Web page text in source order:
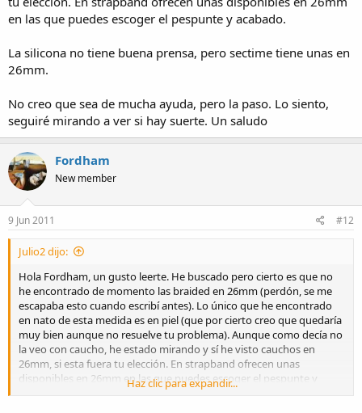
en las que puedes escoger el pespunte y acabado.
La silicona no tiene buena prensa, pero sectime tiene unas en
26mm.
No creo que sea de mucha ayuda, pero la paso. Lo siento,
seguiré mirando a ver si hay suerte. Un saludo
Fordham
New member
9 Jun 2011 #12
Julio2 dijo:
Hola Fordham, un gusto leerte. He buscado pero cierto es que no
he encontrado de momento las braided en 26mm (perdón, se me
escapaba esto cuando escribí antes). Lo único que he encontrado
en nato de esta medida es en piel (que por cierto creo que quedaría
muy bien aunque no resuelve tu problema). Aunque como decía no
la veo con caucho, he estado mirando y sí he visto cauchos en
26mm, si esta fuera tu elección. En strapband ofrecen unas
disponibles en 26mm en las que puedes escoger el pespunte y
Haz clic para expandir...